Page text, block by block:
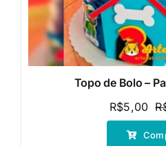
Topo de Bolo –
R$5,00